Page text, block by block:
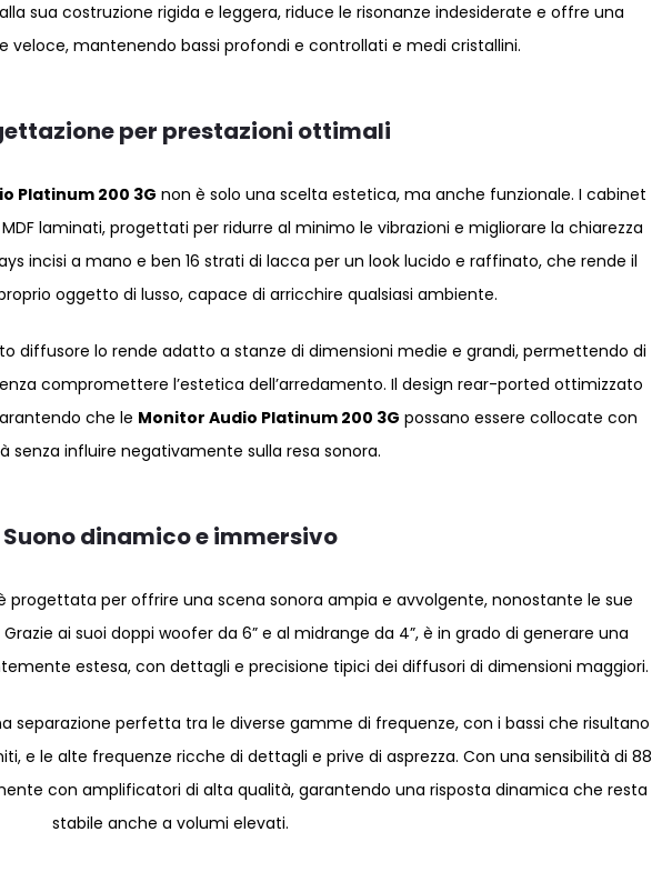
sua costruzione rigida e leggera, riduce le risonanze indesiderate e offre una
veloce, mantenendo bassi profondi e controllati e medi cristallini.
per prestazioni ottimali
Platinum 200 3G non è solo una scelta estetica, ma anche funzionale. I cabinet
laminati, progettati per ridurre al minimo le vibrazioni e migliorare la chiarezza
incisi a mano e ben 16 strati di lacca per un look lucido e raffinato, che rende il
oggetto di lusso, capace di arricchire qualsiasi ambiente.
diffusore lo rende adatto a stanze di dimensioni medie e grandi, permettendo di
compromettere l’estetica dell’arredamento. Il design rear-ported ottimizzato
che le Monitor Audio Platinum 200 3G possano essere collocate con
senza influire negativamente sulla resa sonora.
Suono dinamico e immersivo
progettata per offrire una scena sonora ampia e avvolgente, nonostante le sue
ai suoi doppi woofer da 6” e al midrange da 4”, è in grado di generare una
estesa, con dettagli e precisione tipici dei diffusori di dimensioni maggiori.
separazione perfetta tra le diverse gamme di frequenze, con i bassi che risultano
e le alte frequenze ricche di dettagli e prive di asprezza. Con una sensibilità di 88
con amplificatori di alta qualità, garantendo una risposta dinamica che resta
stabile anche a volumi elevati.